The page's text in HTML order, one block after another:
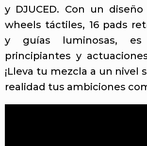
y DJUCED. Con un
wheels táctiles, 16 pads
y guías luminosas,
principiantes y
¡Lleva tu mezcla a un nivel
realidad tus ambiciones